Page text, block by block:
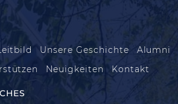
Unsere Geschichte Alumni
Neuigkeiten Kontakt